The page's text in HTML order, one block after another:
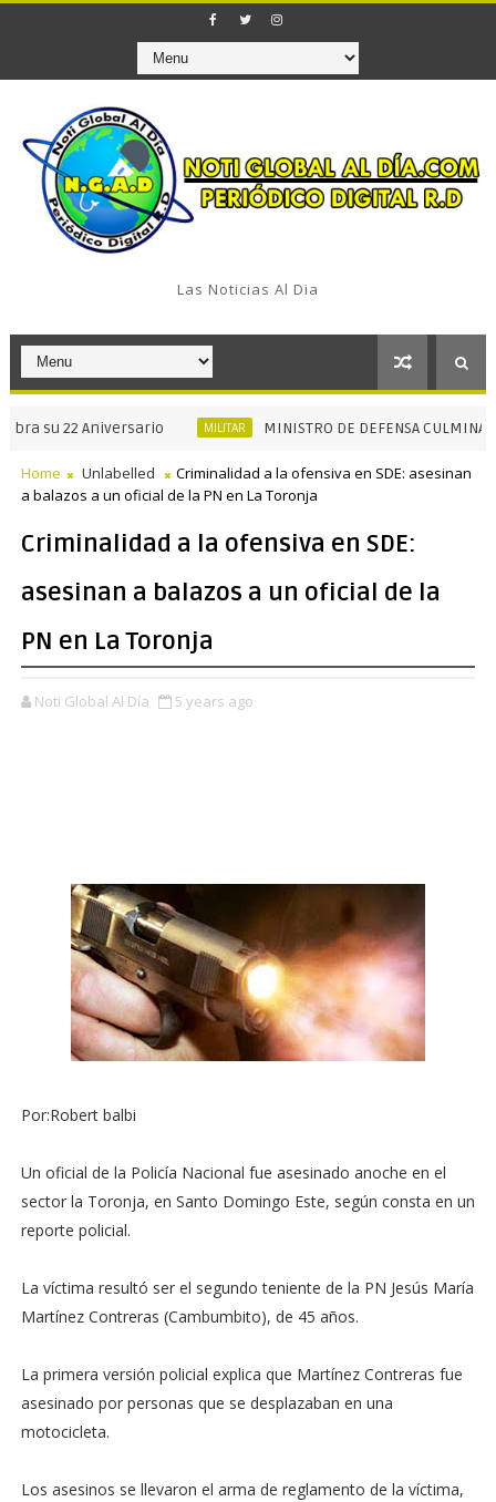
Las Noticias Al Dia
22 Aniversario MILITAR MINISTRO DE DEFENSA CULMINA
Home Unlabelled
Criminalidad a la ofensiva en SDE: asesinan
a balazos a un oficial de la PN en La Toronja
Criminalidad a la ofensiva en SDE:
asesinan a balazos a un oficial de la
PN en La Toronja
Noti Global Al Día 5 years ago
Por:Robert balbi
Un oficial de la Policía Nacional fue asesinado anoche en el
sector la Toronja, en Santo Domingo Este, según consta en un
reporte policial.
La víctima resultó ser el segundo teniente de la PN Jesús María
Martínez Contreras (Cambumbito), de 45 años.
La primera versión policial explica que Martínez Contreras fue
asesinado por personas que se desplazaban en una
motocicleta.
Los asesinos se llevaron el arma de reglamento de la víctima,